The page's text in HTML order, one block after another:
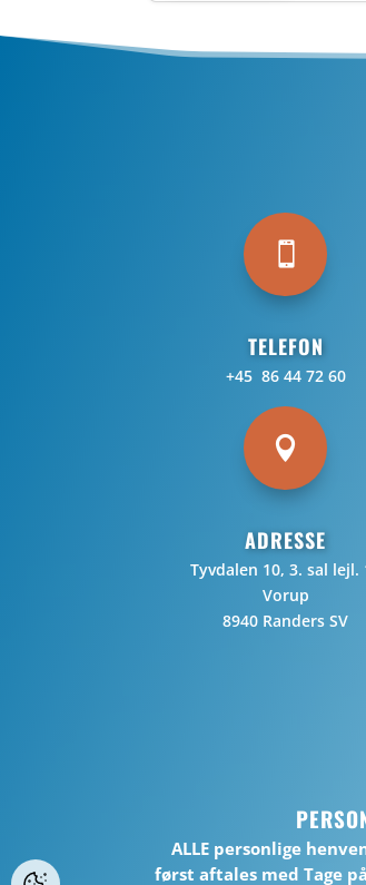

TELEFON
+45 86 44 72 60

ADRESSE
Tyvdalen 10, 3. sal lejl.
Vorup
8940 Randers SV
ALLE personlige
først aftales med Tage på